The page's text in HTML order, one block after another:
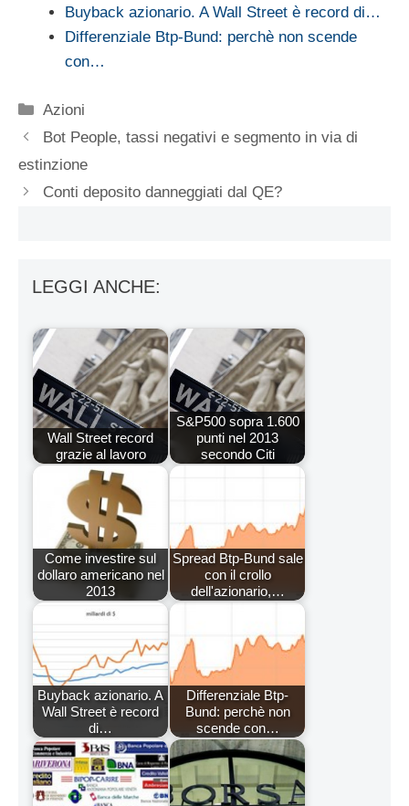
Buyback azionario. A Wall Street è record di…
Differenziale Btp-Bund: perchè non scende
con…
Categorie
Azioni
Bot People, tassi negativi e segmento in via di
estinzione
Conti deposito danneggiati dal QE?
LEGGI ANCHE:
Wall Street record
grazie al lavoro
S&P500 sopra 1.600
punti nel 2013
secondo Citi
Come investire sul
dollaro americano nel
2013
Spread Btp-Bund sale
con il crollo
dell'azionario,…
Buyback azionario. A
Wall Street è record
di…
Differenziale Btp-
Bund: perchè non
scende con…